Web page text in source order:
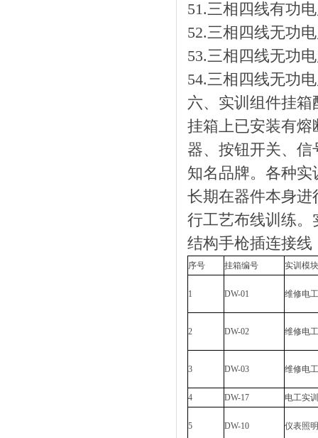
51.三相四线有功
52.三相四线无功
53.三相四线无功
54.三相四线无功
六、实训组件挂箱
挂箱上已安装有
器、按钮开关、
知名品牌。各种
长期在器件本身
行工艺布线训练
结构手枪插连接线
序号 挂箱编号 实训模
1 DW-01 维修电
2 DW-02 维修电
3 DW-03 维修电
4 DW-17 电工实
5 DW-10 仪表照